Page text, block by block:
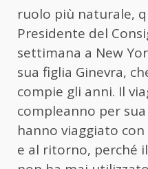
ruolo più naturale,
Presidente del
settimana a New
sua figlia Ginevra,
compie gli anni. Il
compleanno per
hanno viaggiato
e al ritorno, perché